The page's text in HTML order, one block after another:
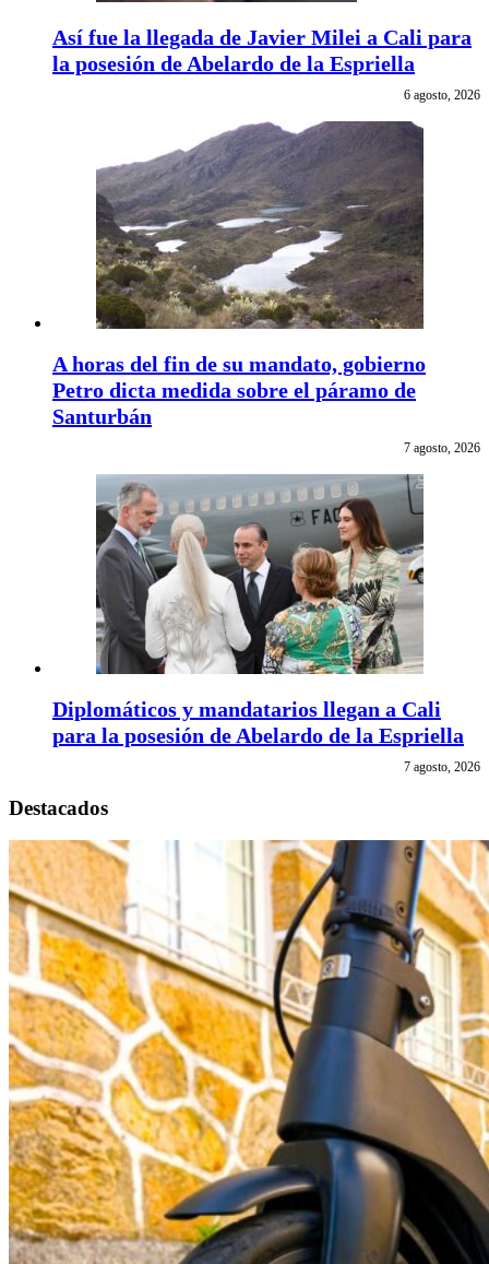
Así fue la llegada de Javier Milei a Cali para
la posesión de Abelardo de la Espriella
6 agosto, 2026
A horas del fin de su mandato, gobierno
Petro dicta medida sobre el páramo de
Santurbán
7 agosto, 2026
Diplomáticos y mandatarios llegan a Cali
para la posesión de Abelardo de la Espriella
7 agosto, 2026
Destacados